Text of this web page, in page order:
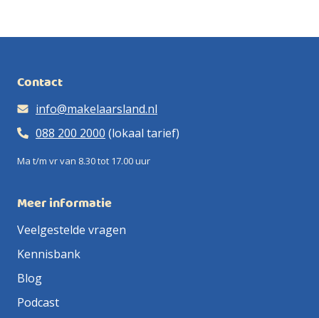
Contact
info@makelaarsland.nl
088 200 2000 (lokaal tarief)
Ma t/m vr van 8.30 tot 17.00 uur
Meer informatie
Veelgestelde vragen
Kennisbank
Blog
Podcast